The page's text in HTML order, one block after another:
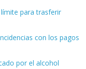
para trasferir
con los pagos
por el alcohol